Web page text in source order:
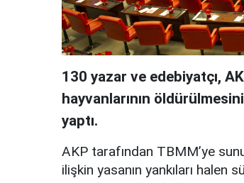
130 yazar ve edebiyatçı,
hayvanlarının
yaptı.
AKP tarafından TBMM’ye
ilişkin yasanın yankıları halen